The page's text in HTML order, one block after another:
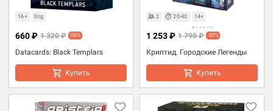
16+ Eng
Datacards: Black Templars
660 ₽ 1 320 ₽ -50%
Купить
2 20-40 14+
Криптид. Городские Легенды
1 253 ₽ 1 790 ₽ -30%
Купить